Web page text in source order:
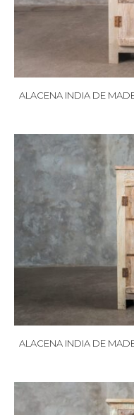
ALACENA INDIA DE
ALACENA INDIA DE